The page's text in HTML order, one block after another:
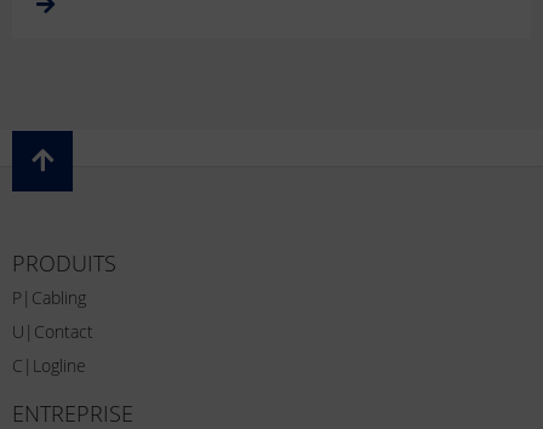
PRODUITS
P|Cabling
U|Contact
C|Logline
ENTREPRISE